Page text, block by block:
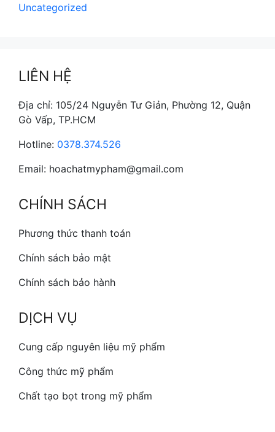
Uncategorized
LIÊN HỆ
Địa chỉ: 105/24 Nguyễn Tư Giản, Phường 12, Quận
Gò Vấp, TP.HCM
Hotline: 0378.374.526
Email: hoachatmypham@gmail.com
CHÍNH SÁCH
Phương thức thanh toán
Chính sách bảo mật
Chính sách bảo hành
DỊCH VỤ
Cung cấp nguyên liệu mỹ phẩm
Công thức mỹ phẩm
Chất tạo bọt trong mỹ phẩm